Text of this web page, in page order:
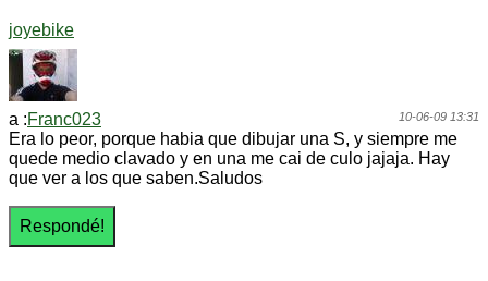
joyebike
10-06-09 13:31
a :Franc023
Era lo peor, porque habia que dibujar una S, y siempre me
quede medio clavado y en una me cai de culo jajaja. Hay
que ver a los que saben.Saludos